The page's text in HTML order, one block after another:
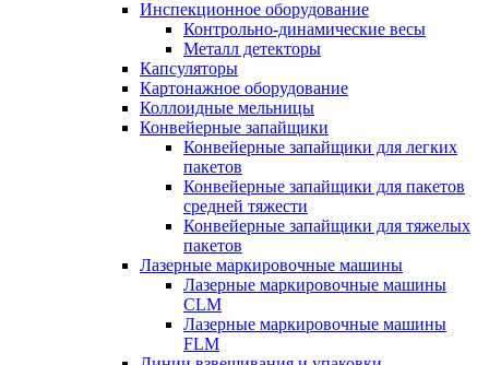
Инспекционное оборудование
Контрольно-динамические весы
Металл детекторы
Капсуляторы
Картонажное оборудование
Коллоидные мельницы
Конвейерные запайщики
Конвейерные запайщики для легких
пакетов
Конвейерные запайщики для пакетов
средней тяжести
Конвейерные запайщики для тяжелых
пакетов
Лазерные маркировочные машины
Лазерные маркировочные машины
CLM
Лазерные маркировочные машины
FLM